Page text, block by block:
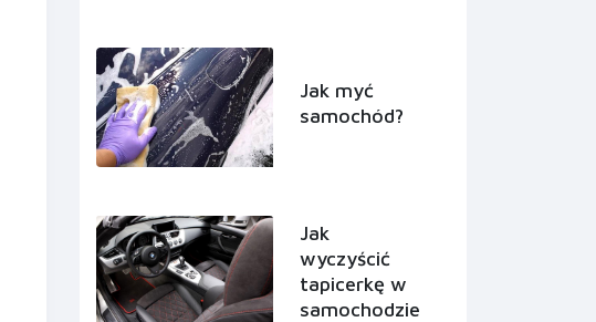
Jak myć
samochód?
Jak
wyczyścić
tapicerkę w
samochodzie